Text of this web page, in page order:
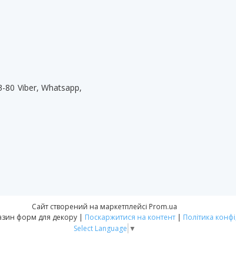
80 Viber, Whatsapp,
Сайт створений на маркетплейсі Prom.ua
Форм-Мастер. Магазин форм для декору | Поскаржитися на контент | Політика
Select Language ▼